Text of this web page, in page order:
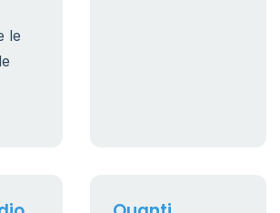
le